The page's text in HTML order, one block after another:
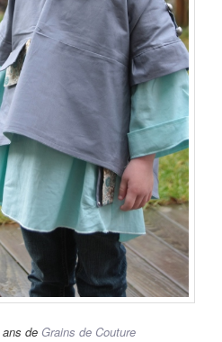
de Grains de Couture